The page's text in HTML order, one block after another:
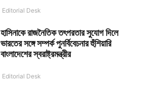
Editorial Desk
হাসিনাকে রাজনৈতিক তৎপরতার সুযোগ দিলে
ভারতের সঙ্গে সম্পর্ক পুনর্বিবেচনার হুঁশিয়ারি
বাংলাদেশের স্বরাষ্ট্রমন্ত্রীর
Editorial Desk